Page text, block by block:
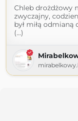
Chleb drożdżowy
zwyczajny,
był miłą
(...)